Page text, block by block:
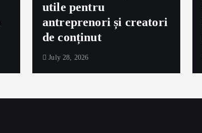
utile pentru
antreprenori și creatori
de conținut
July 28, 2026